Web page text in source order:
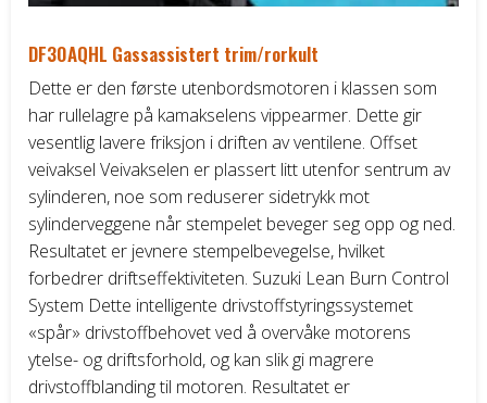
DF30AQHL Gassassistert trim/rorkult
Dette er den første utenbordsmotoren i klassen som
har rullelagre på kamakselens vippearmer. Dette gir
vesentlig lavere friksjon i driften av ventilene. Offset
veivaksel Veivakselen er plassert litt utenfor sentrum av
sylinderen, noe som reduserer sidetrykk mot
sylinderveggene når stempelet beveger seg opp og ned.
Resultatet er jevnere stempelbevegelse, hvilket
forbedrer driftseffektiviteten. Suzuki Lean Burn Control
System Dette intelligente drivstoffstyringssystemet
«spår» drivstoffbehovet ved å overvåke motorens
ytelse- og driftsforhold, og kan slik gi magrere
drivstoffblanding til motoren. Resultatet er